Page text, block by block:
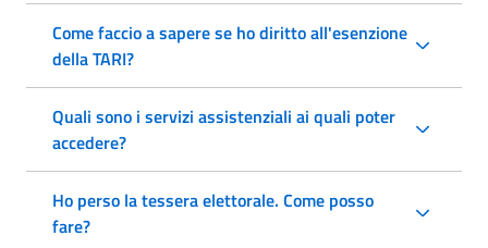
Come faccio a sapere se ho diritto all'esenzione
della TARI?
Quali sono i servizi assistenziali ai quali poter
accedere?
Ho perso la tessera elettorale. Come posso
fare?